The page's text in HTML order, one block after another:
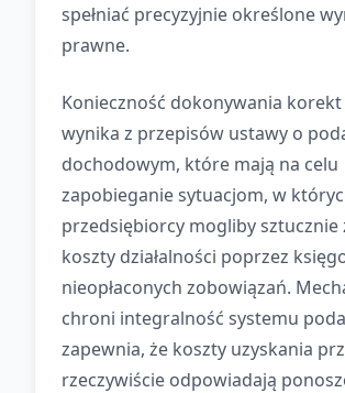
spełniać precyzyjnie określone
prawne.
Konieczność dokonywania
wynika z przepisów ustawy o
dochodowym, które mają na celu
zapobieganie sytuacjom, w
przedsiębiorcy mogliby sztucznie
koszty działalności poprzez
nieopłaconych zobowiązań.
chroni integralność systemu
zapewnia, że koszty uzyskania
rzeczywiście odpowiadają